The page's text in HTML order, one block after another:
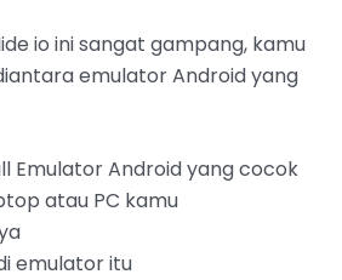
io ini sangat gampang, kamu
emulator Android yang
Emulator Android yang cocok
atau PC kamu
emulator itu